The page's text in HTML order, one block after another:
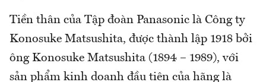
Tiền thân của Tập đoàn Panasonic là Công ty
Konosuke Matsushita, được thành lập 1918 bởi
ông Konosuke Matsushita (1894 – 1989), với
sản phẩm kinh doanh đầu tiên của hãng là